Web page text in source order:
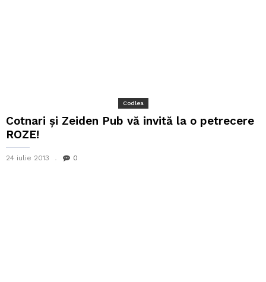
Codlea
Cotnari şi Zeiden Pub vă invită la o petrecere
ROZE!
24 iulie 2013 0